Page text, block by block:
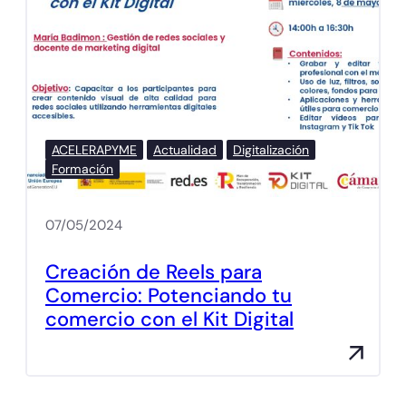
ACELERAPYME Actualidad
Digitalización
Formación
07/05/2024
Creación de Reels para
Comercio: Potenciando tu
comercio con el Kit Digital